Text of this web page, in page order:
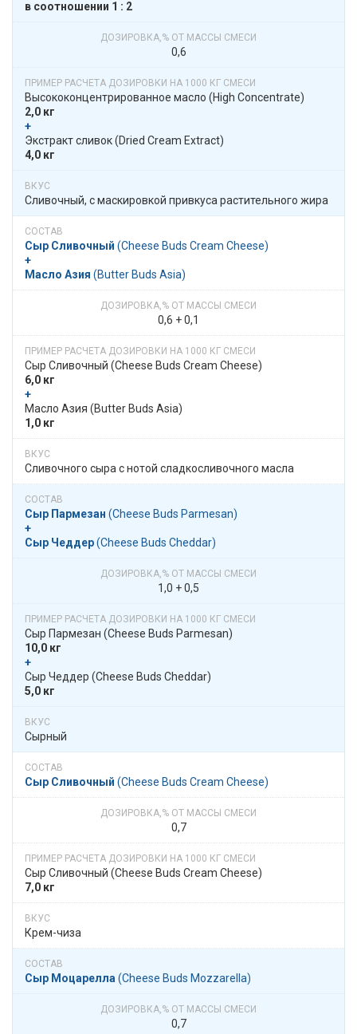
в​​ соотношении​​ 1 : 2
0,6
Высоко­­концентри­рован­ное масло​​ (High Concentrate)
2,0 кг
+
​​ Экстракт сливок​​ (Dried Cream Extract)
4,0 кг
Сливочный, с маскировкой привкуса растительного жира
Сыр Сливочный ​​ (Cheese Buds Cream Cheese)
+
Масло Азия ​​ (Butter Buds Asia)
0,6 + 0,1
Сыр Сливочный​​ (Cheese Buds Cream Cheese)
6,0 кг
+
​​ Масло Азия​​ (Butter Buds Asia)
1,0 кг
Сливочного сыра с нотой сладкосливочного масла
Сыр Пармезан ​​ (Cheese Buds Parmesan)
+
Сыр Чеддер​​ (Cheese Buds Cheddar)
1,0 + 0,5
Сыр Пармезан​​ (Cheese Buds Parmesan)
10,0 кг
+
​​ Сыр Чеддер​​ (Cheese Buds Cheddar)
5,0 кг
Сырный
Сыр Сливочный ​​ (Cheese Buds Cream Cheese)
0,7
Сыр Сливочный​​ (Cheese Buds Cream Cheese)
7,0 кг
Крем-чиза
Сыр Моцарелла ​​ (Cheese Buds Mozzarella)
0,7